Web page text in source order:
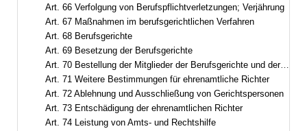
Art. 66 Verfolgung von Berufspflichtverletzungen; Verjährung
Art. 67 Maßnahmen im berufsgerichtlichen Verfahren
Art. 68 Berufsgerichte
Art. 69 Besetzung der Berufsgerichte
Art. 70 Bestellung der Mitglieder der Berufsgerichte und der Untersuchungsführer
Art. 71 Weitere Bestimmungen für ehrenamtliche Richter
Art. 72 Ablehnung und Ausschließung von Gerichtspersonen
Art. 73 Entschädigung der ehrenamtlichen Richter
Art. 74 Leistung von Amts- und Rechtshilfe